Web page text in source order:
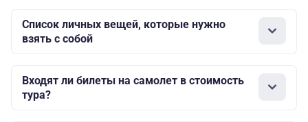
Список личных вещей, которые нужно
взять с собой
Входят ли билеты на самолет в стоимость
тура?